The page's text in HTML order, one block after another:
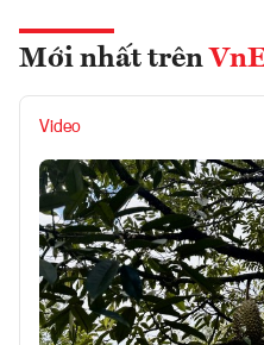
Mới nhất trên
Video